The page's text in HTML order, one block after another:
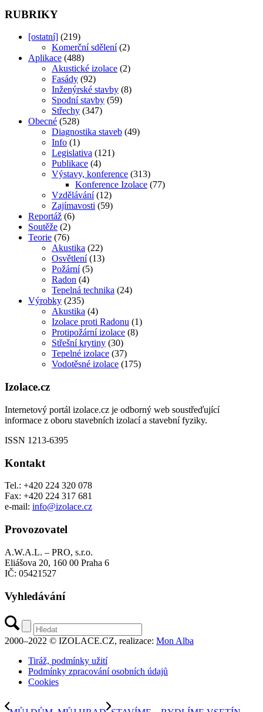
RUBRIKY
[ostatní] (219)
Komerční sdělení (2)
Aplikace (488)
Akustické izolace (2)
Fasády (92)
Inženýrské stavby (8)
Spodní stavby (59)
Střechy (347)
Obecné (528)
Diagnostika staveb (49)
Info (1)
Legislativa (121)
Publikace (4)
Výstavy, konference (313)
Konference Izolace (77)
Vzdělávání (12)
Zajímavosti (59)
Reportáž (6)
Soutěže (2)
Teorie (76)
Akustika (22)
Osvětlení (13)
Požární (5)
Radon (4)
Tepelná technika (24)
Výrobky (235)
Akustika (4)
Izolace proti Radonu (1)
Protipožární izolace (8)
Střešní krytiny (30)
Tepelné izolace (37)
Vodotěsné izolace (175)
Izolace.cz
Internetový portál izolace.cz je odborný web soustřeďující
informace z oboru stavebních izolací a stavební fyziky.
ISSN 1213-6395
Kontakt
Tel.: +420 224 320 078
Fax: +420 224 317 681
e-mail: info@izolace.cz
Provozovatel
A.W.A.L. – PRO, s.r.o.
Eliášova 20, 160 00 Praha 6
IČ: 05421527
Vyhledávání
2000–2022 © IZOLACE.CZ, realizace: Mon Alba
Tiráž, podmínky užití
Podmínky zpracování osobních údajů
Cookies